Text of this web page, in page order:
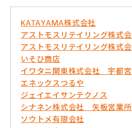
KATAYAMA株式会社
アストモスリテイリング株式
アストモスリテイリング株式
いそひ商店
イワタニ関東株式会社 宇都
エネックスつるや
ジェイエイサンテクノス
シナネン株式会社 矢板営業所
ソウトメ有限会社